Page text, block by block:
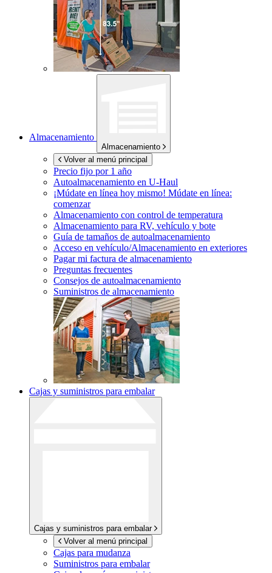
Almacenamiento
Almacenamiento
Volver al menú principal
Precio fijo por 1 año
Autoalmacenamiento en U-Haul
¡Múdate en línea hoy mismo! Múdate en línea:
comenzar
Almacenamiento con control de temperatura
Almacenamiento para RV, vehículo y bote
Guía de tamaños de autoalmacenamiento
Acceso en vehículo/Almacenamiento en exteriores
Pagar mi factura de almacenamiento
Preguntas frecuentes
Consejos de autoalmacenamiento
Suministros de almacenamiento
Cajas y suministros para embalar
Cajas y suministros para embalar
Volver al menú principal
Cajas para mudanza
Suministros para embalar